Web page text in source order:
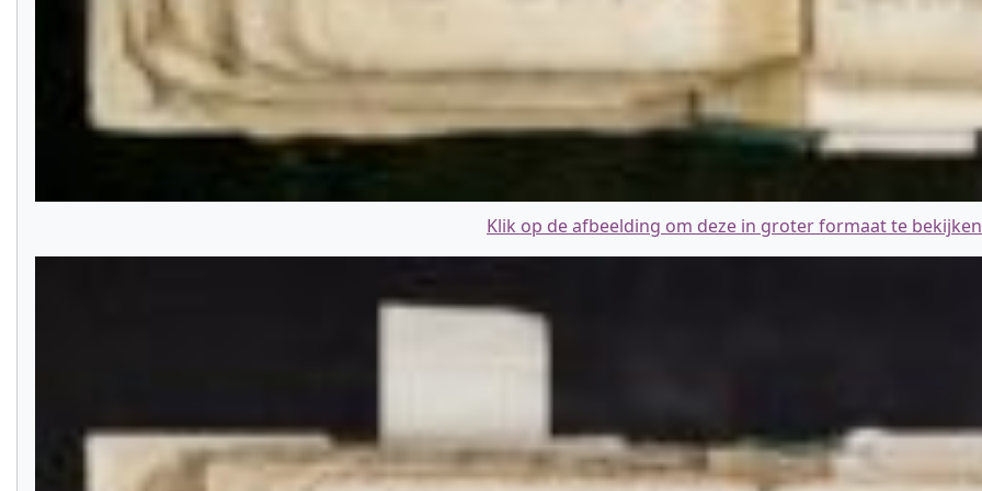
Klik op de afbeelding om deze in groter formaat te